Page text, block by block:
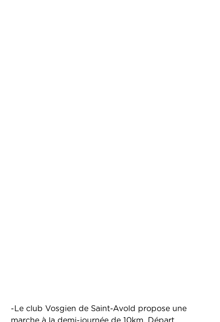
-Le club Vosgien de Saint-Avold propose une